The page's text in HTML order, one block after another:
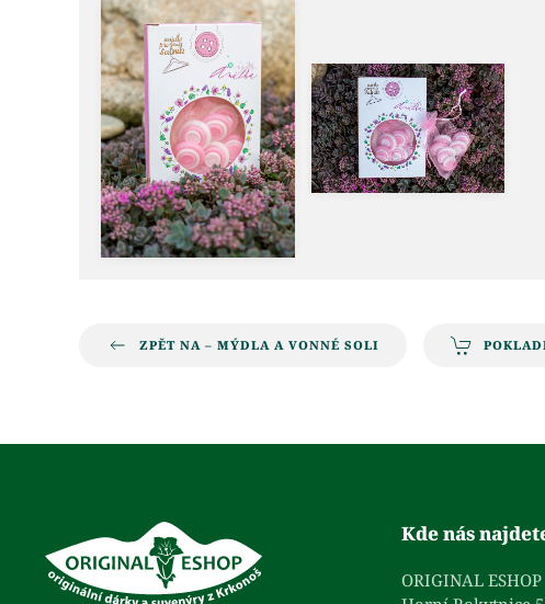
ZPĚT NA – MÝDLA A VONNÉ SOLI
Kde nás
ORIGINAL ESHOP